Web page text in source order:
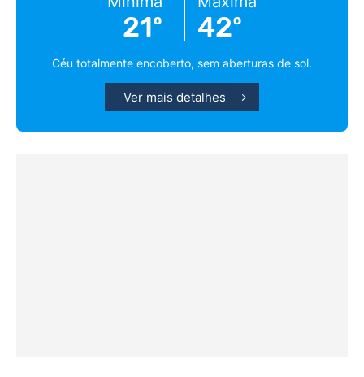
21º 42º
Céu totalmente encoberto, sem aberturas de sol.
Ver mais detalhes